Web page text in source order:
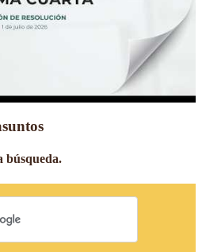
búsqueda.